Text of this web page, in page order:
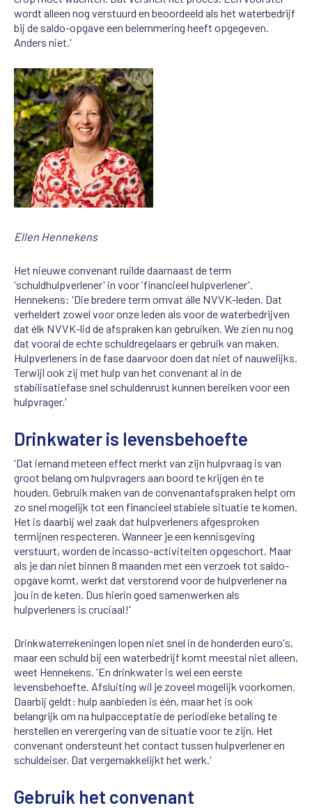
wordt alleen nog verstuurd en beoordeeld als het waterbedrijf
bij de saldo-opgave een belemmering heeft opgegeven.
Anders niet.'
Ellen Hennekens
Het nieuwe convenant ruilde daarnaast de term
'schuldhulpverlener' in voor 'financieel hulpverlener'.
Hennekens: 'Die bredere term omvat álle NVVK-leden. Dat
verheldert zowel voor onze leden als voor de waterbedrijven
dat élk NVVK-lid de afspraken kan gebruiken. We zien nu nog
dat vooral de echte schuldregelaars er gebruik van maken.
Hulpverleners in de fase daarvoor doen dat niet of nauwelijks.
Terwijl ook zij met hulp van het convenant al in de
stabilisatiefase snel schuldenrust kunnen bereiken voor een
hulpvrager.'
Drinkwater is levensbehoefte
'Dat iemand meteen effect merkt van zijn hulpvraag is van
groot belang om hulpvragers aan boord te krijgen én te
houden. Gebruik maken van de convenantafspraken helpt om
zo snel mogelijk tot een financieel stabiele situatie te komen.
Het is daarbij wel zaak dat hulpverleners afgesproken
termijnen respecteren. Wanneer je een kennisgeving
verstuurt, worden de incasso-activiteiten opgeschort. Maar
als je dan niet binnen 8 maanden met een verzoek tot saldo-
opgave komt, werkt dat verstorend voor de hulpverlener na
jou in de keten. Dus hierin goed samenwerken als
hulpverleners is cruciaal!'
Drinkwaterrekeningen lopen niet snel in de honderden euro's,
maar een schuld bij een waterbedrijf komt meestal niet alleen,
weet Hennekens. 'En drinkwater is wel een eerste
levensbehoefte. Afsluiting wil je zoveel mogelijk voorkomen.
Daarbij geldt: hulp aanbieden is één, maar het is ook
belangrijk om na hulpacceptatie de periodieke betaling te
herstellen en verergering van de situatie voor te zijn. Het
convenant ondersteunt het contact tussen hulpverlener en
schuldeiser. Dat vergemakkelijkt het werk.'
Gebruik het convenant